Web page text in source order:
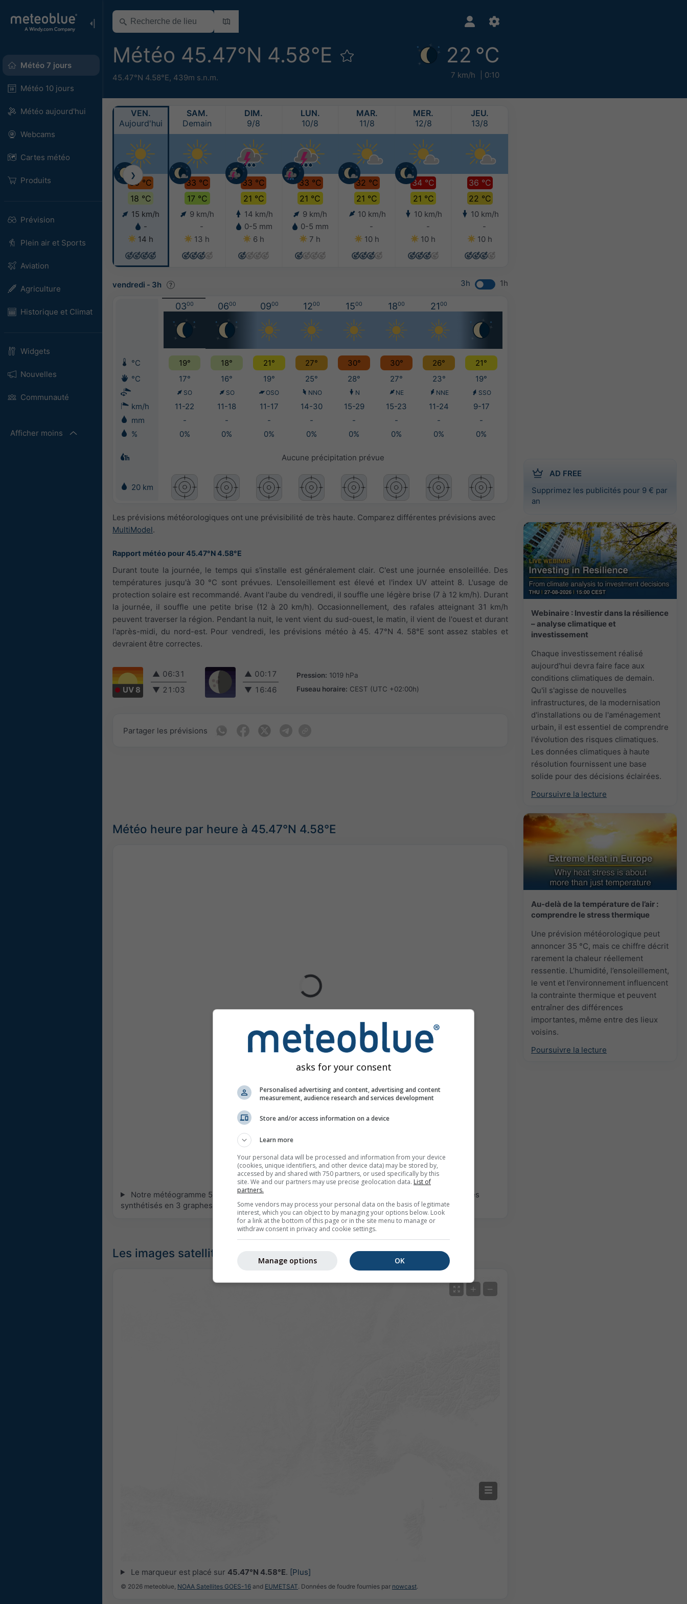
Météo 7 jours
Météo 10 jours
Météo aujourd'hui
Webcams
Cartes météo
Produits
Prévision
Plein air et Sports
Aviation
Agriculture
Historique et Climat
Widgets
Nouvelles
Communauté
Afficher moins
Météo 45.47°N 4.58°E
45.47°N 4.58°E, 439m s.n.m.
22 °C
7 km/h 0:10
AD FREE
Supprimez les publicités pour 9 € par
an
Webinaire : Investir dans la résilience
– analyse climatique et
investissement
Chaque investissement réalisé
aujourd'hui devra faire face aux
conditions climatiques de demain.
Qu'il s'agisse de nouvelles
infrastructures, de la modernisation
d'installations ou de l'aménagement
urbain, il est essentiel de comprendre
l'évolution des risques climatiques.
Les données climatiques à haute
résolution fournissent une base
solide pour des décisions éclairées.
Poursuivre la lecture
Au-delà de la température de l’air :
comprendre le stress thermique
Une prévision météorologique peut
annoncer 35 °C, mais ce chiffre décrit
rarement la chaleur réellement
ressentie. L’humidité, l’ensoleillement,
le vent et l’environnement influencent
la contrainte thermique et peuvent
entraîner des différences
importantes, même entre des lieux
voisins.
Poursuivre la lecture
VEN.
Aujourd'hui
30 °C
18 °C
15 km/h
-
14 h
SAM.
Demain
33 °C
17 °C
9 km/h
-
13 h
DIM.
9/8
33 °C
21 °C
14 km/h
0-5 mm
6 h
LUN.
10/8
33 °C
21 °C
9 km/h
0-5 mm
7 h
MAR.
11/8
32 °C
21 °C
10 km/h
-
10 h
MER.
12/8
34 °C
21 °C
10 km/h
-
10 h
JEU.
13/8
36 °C
22 °C
10 km/h
-
10 h
❯
vendredi - 3h 3h 1h
0300 0600 0900 1200 1500 1800 2100
°C 19° 18° 21° 27° 30° 30° 26°
21°
°C
17° 16° 19° 25° 28° 27° 23° 19°
SO SO OSO NNO N NE NNE SSO
km/h 11-22 11-18 11-17 14-30 15-29 15-23 11-24
9-17
mm
- - - - - - -
-
%
0% 0% 0% 0% 0% 0% 0% 0%
Aucune précipitation prévue
20 km
Les prévisions météorologiques ont une prévisibilité de très haute. Comparez différentes prévisions avec
MultiModel.
Rapport météo pour 45.47°N 4.58°E
Durant toute la journée, le temps qui s'installe est généralement clair. C'est une journée ensoleillée. Des
températures jusqu'à 30 °C sont prévues. L'ensoleillement est élevé et l'index UV atteint 8. L'usage de
protection solaire est recommandé. Avant l'aube du vendredi, il souffle une légère brise (7 à 12 km/h). Durant
la journée, il souffle une petite brise (12 à 20 km/h). Occasionnellement, des rafales atteignant 31 km/h
peuvent traverser la région. Pendant la nuit, le vent vient du sud-ouest, le matin, il vient de l'ouest et durant
l'après-midi, du nord-est. Pour vendredi, les prévisions météo à 45. 47°N 4. 58°E sont assez stables et
devraient être correctes.
UV 8
▲ 06:31
▼ 21:03
▲ 00:17
▼ 16:46
Pression: 1019 hPa
Fuseau horaire: CEST (UTC +02:00h)
Partager les prévisions
Météo heure par heure à 45.47°N 4.58°E
Notre météogramme 5 jours pour 45.47°N 4.58°E offre toutes les informations météorologiques
synthétisés en 3 graphes :
[Plus]
Les images satellites actuelles
+ −
Le marqueur est placé sur 45.47°N 4.58°E. [Plus]
© 2026 meteoblue, NOAA Satellites GOES-16 and EUMETSAT. Données de foudre fournies par nowcast.
asks for your consent
Personalised advertising and content, advertising and content
measurement, audience research and services development
Store and/or access information on a device
Learn more
Your personal data will be processed and information from your device
(cookies, unique identifiers, and other device data) may be stored by,
accessed by and shared with 750 partners, or used specifically by this
site. We and our partners may use precise geolocation data. List of
partners.
Some vendors may process your personal data on the basis of legitimate
interest, which you can object to by managing your options below. Look
for a link at the bottom of this page or in the site menu to manage or
withdraw consent in privacy and cookie settings.
OK
Manage options